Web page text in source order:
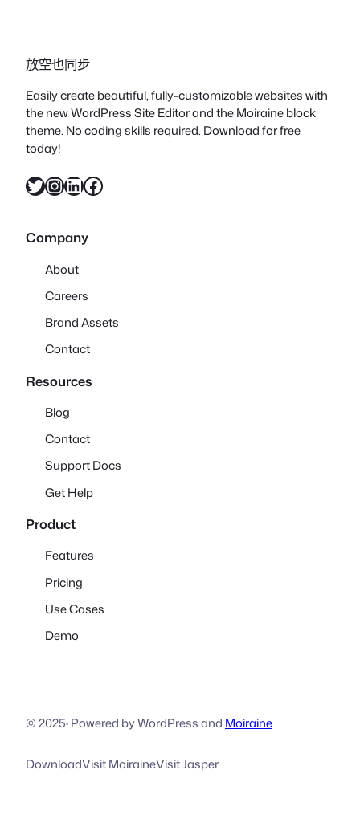
放空也同步
Easily create beautiful, fully-customizable websites with
the new WordPress Site Editor and the Moiraine block
theme. No coding skills required. Download for free
today!
X InstagramLinkedIn Facebook
Company
About
Careers
Brand Assets
Contact
Resources
Blog
Contact
Support Docs
Get Help
Product
Features
Pricing
Use Cases
Demo
© 2025·Powered by WordPress and Moiraine
DownloadVisit MoiraineVisit Jasper